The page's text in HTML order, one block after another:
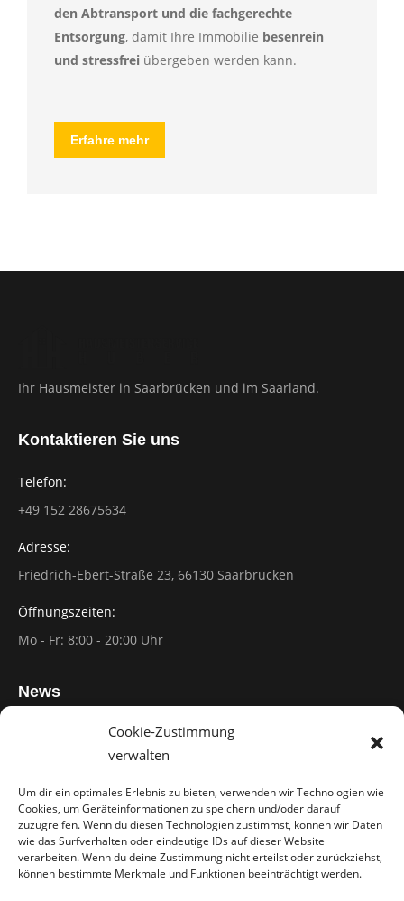
Cookie-Zustimmung
verwalten
Um dir ein optimales Erlebnis zu bieten, verwenden wir Technologien wie
Cookies, um Geräteinformationen zu speichern und/oder darauf
zuzugreifen. Wenn du diesen Technologien zustimmst, können wir Daten
wie das Surfverhalten oder eindeutige IDs auf dieser Website
verarbeiten. Wenn du deine Zustimmung nicht erteilst oder zurückziehst,
können bestimmte Merkmale und Funktionen beeinträchtigt werden.
den Abtransport und die fachgerechte
Entsorgung, damit Ihre Immobilie besenrein
und stressfrei übergeben werden kann.
Erfahre mehr
Ihr Hausmeister in Saarbrücken und im Saarland.
Kontaktieren Sie uns
Telefon:
‭+49 152 28675634
Adresse:
Friedrich-Ebert-Straße 23, 66130 Saarbrücken
Öffnungszeiten:
Mo - Fr: 8:00 - 20:00 Uhr
News
Hausmeisterservice steuerlich absetzen: Wann ist es
20/12/2022
Wie finde ich den richtigen Hausmeisterservice für meine
Bedürfnisse?
20/12/2022